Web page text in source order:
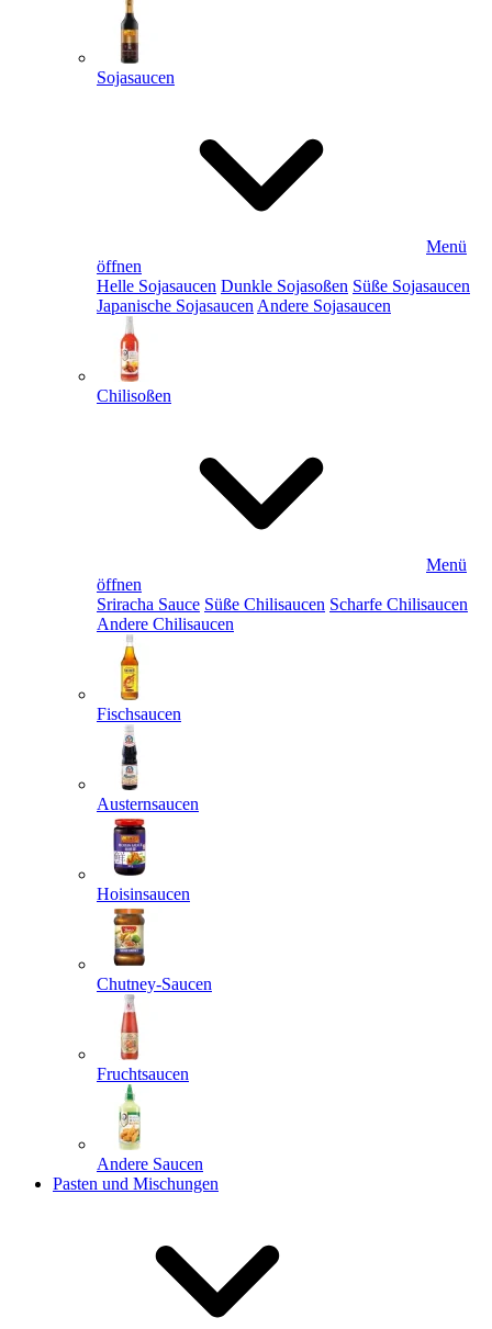
Sojasaucen
Menü
öffnen
Helle Sojasaucen Dunkle Sojasoßen Süße Sojasaucen
Japanische Sojasaucen Andere Sojasaucen
Chilisoßen
Menü
öffnen
Sriracha Sauce Süße Chilisaucen Scharfe Chilisaucen
Andere Chilisaucen
Fischsaucen
Austernsaucen
Hoisinsaucen
Chutney-Saucen
Fruchtsaucen
Andere Saucen
Pasten und Mischungen